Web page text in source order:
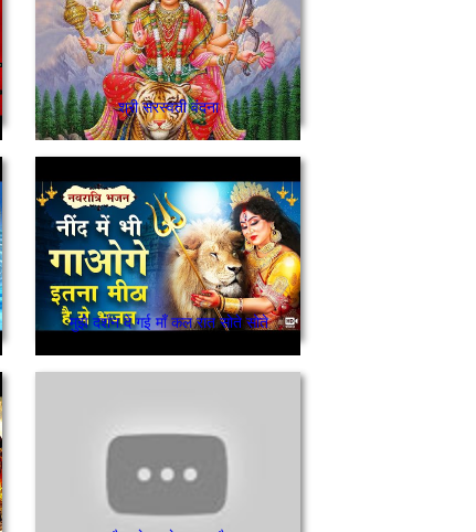
श्री सरस्वती वंदना
मुझे दर्शन दे गई माँ कल रात सोते सोते